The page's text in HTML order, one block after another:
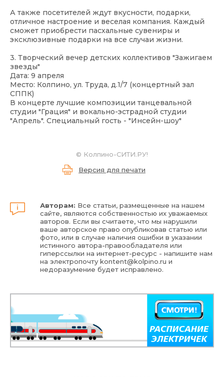
А также посетителей ждут вкусности, подарки,
отличное настроение и веселая компания. Каждый
сможет приобрести пасхальные сувениры и
эксклюзивные подарки на все случаи жизни.
3. Творческий вечер детских коллективов "Зажигаем
звезды"
Дата: 9 апреля
Место: Колпино, ул. Труда, д.1/7 (концертный зал
СППК)
В концерте лучшие композиции танцевальной
студии "Грация" и вокально-эстрадной студии
"Апрель". Специальный гость - "Инсейн-шоу"
© Колпино-СИТИ.РУ!
Версия для печати
Авторам: Все статьи, размещенные на нашем
сайте, являются собственностью их уважаемых
авторов. Если вы считаете, что мы нарушили
ваше авторское право опубликовав статью или
фото, или в случае наличия ошибки в указании
истинного автора-правообладателя или
гиперссылки на интернет-ресурс - напишите нам
на электропочтуkontent@kolpino.ru и
недоразумение будет исправлено.